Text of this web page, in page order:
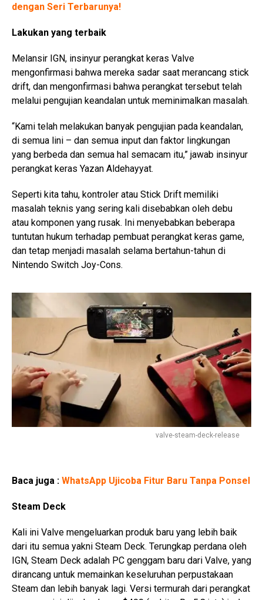
dengan Seri Terbarunya!
Lakukan yang terbaik
Melansir IGN, insinyur perangkat keras Valve
mengonfirmasi bahwa mereka sadar saat merancang stick
drift, dan mengonfirmasi bahwa perangkat tersebut telah
melalui pengujian keandalan untuk meminimalkan masalah.
“Kami telah melakukan banyak pengujian pada keandalan,
di semua lini – dan semua input dan faktor lingkungan
yang berbeda dan semua hal semacam itu,” jawab insinyur
perangkat keras Yazan Aldehayyat.
Seperti kita tahu, kontroler atau Stick Drift memiliki
masalah teknis yang sering kali disebabkan oleh debu
atau komponen yang rusak. Ini menyebabkan beberapa
tuntutan hukum terhadap pembuat perangkat keras game,
dan tetap menjadi masalah selama bertahun-tahun di
Nintendo Switch Joy-Cons.
valve-steam-deck-release
Baca juga : WhatsApp Ujicoba Fitur Baru Tanpa Ponsel
Steam Deck
Kali ini Valve mengeluarkan produk baru yang lebih baik
dari itu semua yakni Steam Deck. Terungkap perdana oleh
IGN, Steam Deck adalah PC genggam baru dari Valve, yang
dirancang untuk memainkan keseluruhan perpustakaan
Steam dan lebih banyak lagi. Versi termurah dari perangkat